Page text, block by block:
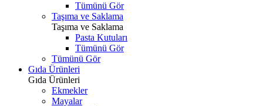
Tümünü Gör
Taşıma ve Saklama
Taşıma ve Saklama
Pasta Kutuları
Tümünü Gör
Tümünü Gör
Gıda Ürünleri
Gıda Ürünleri
Ekmekler
Mayalar